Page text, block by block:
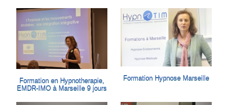
Formation en Hypnotherapie,
EMDR-IMO à Marseille 9 jours
Formation Hypnose Marseille